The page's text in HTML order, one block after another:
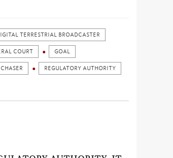
TERRESTRIAL BROADCASTER
COURT GOAL
REGULATORY AUTHORITY